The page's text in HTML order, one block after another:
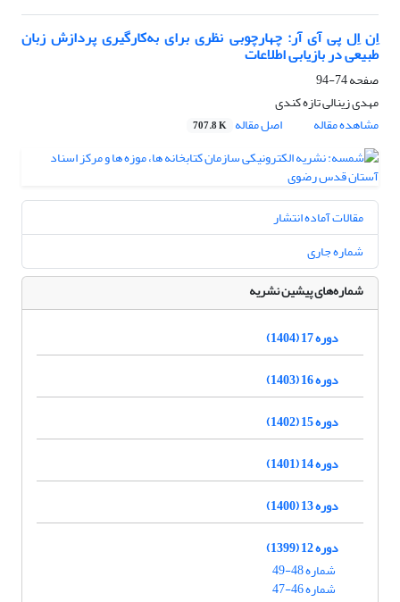
اِن اِل پی آی آر: چهارچوبی نظری برای به‌کارگیری پردازش زبان
طبیعی در بازیابی اطلاعات
صفحه74-94
مهدی زینالی تازه کندی
مشاهده مقاله
اصل مقاله 707.8 K
مقالات آماده انتشار
شماره جاری
شماره‌های پیشین نشریه
دوره 17 (1404)
دوره 16 (1403)
دوره 15 (1402)
دوره 14 (1401)
دوره 13 (1400)
دوره 12 (1399)
شماره 48-49
شماره 46-47